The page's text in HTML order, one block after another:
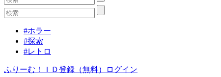
#ホラー
#探索
#レトロ
ふりーむ！ＩＤ登録（無料） ログイン